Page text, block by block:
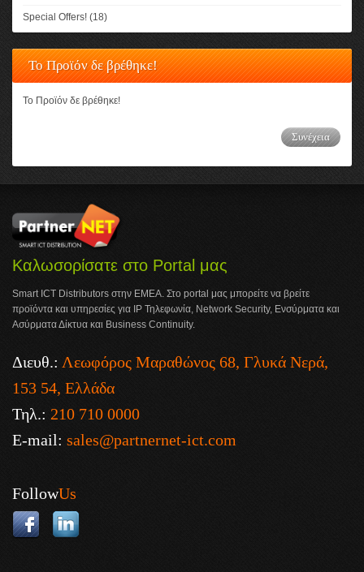
Special Offers! (18)
Το Προϊόν δε βρέθηκε!
Το Προϊόν δε βρέθηκε!
Συνέχεια
Καλωσορίσατε στο Portal μας
Smart ICT Distributors στην ΕΜΕΑ. Στο portal μας μπορείτε να βρείτε
προϊόντα και υπηρεσίες για IP Τηλεφωνία, Network Security, Ενσύρματα και
Ασύρματα Δίκτυα και Business Continuity.
Διευθ.: Λεωφόρος Μαραθώνος 68, Γλυκά Νερά,
153 54, Ελλάδα
Τηλ.: 210 710 0000
E-mail: sales@partnernet-ict.com
FollowUs